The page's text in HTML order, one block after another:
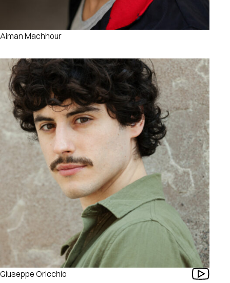
Aiman Machhour
Giuseppe Oricchio